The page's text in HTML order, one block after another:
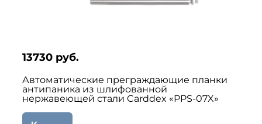
13730 руб.
Автоматические преграждающие планки
антипаника из шлифованной
нержавеющей стали Carddex «PPS-07X»